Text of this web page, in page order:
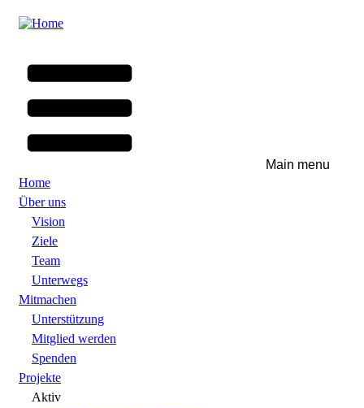
Skip
content
Main menu
Home
Über uns
Vision
Ziele
Team
Unterwegs
Mitmachen
Unterstützung
Mitglied werden
Spenden
Projekte
Aktiv